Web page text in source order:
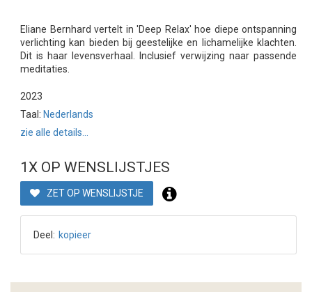
Eliane Bernhard vertelt in 'Deep Relax' hoe diepe ontspanning
verlichting kan bieden bij geestelijke en lichamelijke klachten.
Dit is haar levensverhaal. Inclusief verwijzing naar passende
meditaties.
2023
Taal: Nederlands
zie alle details...
1X OP WENSLIJSTJES
ZET OP WENSLIJSTJE
Deel: kopieer